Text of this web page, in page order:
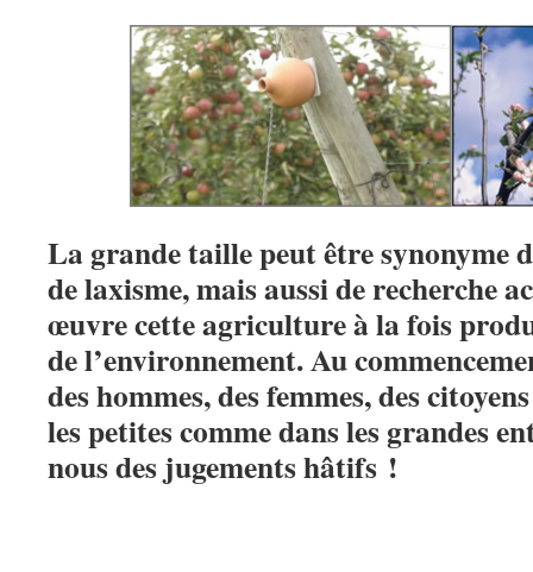
La grande taille peut être synonyme
de laxisme, mais aussi de recherche
œuvre cette agriculture à la fois
de l’environnement. Au
des hommes, des femmes, des
les petites comme dans les grandes
nous des jugements hâtifs !